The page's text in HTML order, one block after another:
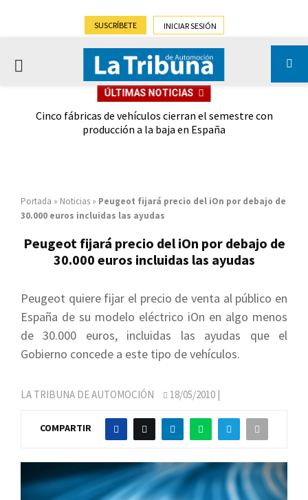
SUSCRÍBETE INICIAR SESIÓN
PRIMARY
ÚLTIMAS NOTICIAS
Cinco fábricas de vehículos cierran el semestre con
producción a la baja en España
Portada » Noticias » Peugeot fijará precio del iOn por debajo de
30.000 euros incluidas las ayudas
Peugeot fijará precio del iOn por debajo de
30.000 euros incluidas las ayudas
Peugeot quiere fijar el precio de venta al público en
España de su modelo eléctrico iOn en algo menos
de 30.000 euros, incluidas las ayudas que el
Gobierno concede a este tipo de vehículos.
LA TRIBUNA DE AUTOMOCIÓN 18/05/2010 |
COMPARTIR